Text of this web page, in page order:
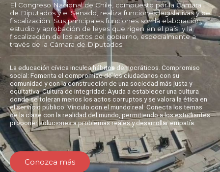
El Congreso Nacional de Chile, compuesto por la Cámara
de Diputados y el Senado, realiza funciones legislativas y de
fiscalización. Sus principales funciones son la elaboración,
estudio y aprobación de leyes que rigen en el país, y la
fiscalización de los actos del gobierno, especialmente a
través de la Cámara de Diputados.
La educación cívica inculca hábitos democráticos. Compromiso
social: Fomenta el compromiso de los ciudadanos con su
comunidad y con la construcción de una sociedad más justa y
equitativa. Cultura de integridad: Ayuda a establecer una cultura
donde se toleran menos los actos corruptos y se valora la ética en
el servicio público. Vínculo con el mundo real: Conecta los temas
de la clase con la realidad del mundo, permitiendo a los estudiantes
proponer soluciones a problemas reales y desarrollar empatía.
Conozca más